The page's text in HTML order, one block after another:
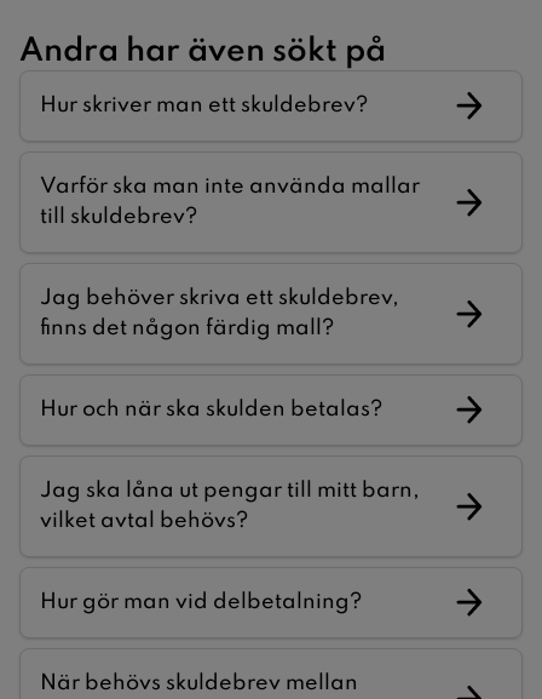
Andra har även sökt på
Hur skriver man ett skuldebrev?
Varför ska man inte använda mallar
till skuldebrev?
Jag behöver skriva ett skuldebrev,
finns det någon färdig mall?
Hur och när ska skulden betalas?
Jag ska låna ut pengar till mitt barn,
vilket avtal behövs?
Hur gör man vid delbetalning?
När behövs skuldebrev mellan